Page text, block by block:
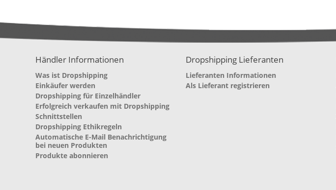
Händler Informationen
Was ist Dropshipping
Einkäufer werden
Dropshipping für Einzelhändler
Erfolgreich verkaufen mit Dropshipping
Schnittstellen
Dropshipping Ethikregeln
Automatische E-Mail Benachrichtigung
bei neuen Produkten
Produkte abonnieren
Dropshipping Lieferanten
Lieferanten Informationen
Als Lieferant registrieren